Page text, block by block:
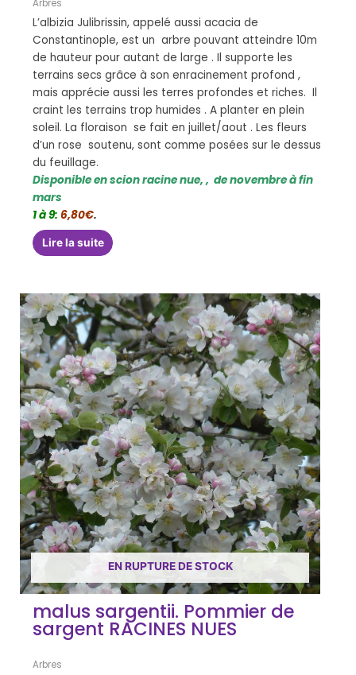
Arbres
L’albizia Julibrissin, appelé aussi acacia de
Constantinople, est un arbre pouvant atteindre 10m
de hauteur pour autant de large . Il supporte les
terrains secs grâce à son enracinement profond ,
mais apprécie aussi les terres profondes et riches. Il
craint les terrains trop humides . A planter en plein
soleil. La floraison se fait en juillet/aout . Les fleurs
d’un rose soutenu, sont comme posées sur le dessus
du feuillage.
Disponible en scion racine nue, , de novembre à fin
mars
1 à 9: 6,80€.
Lire la suite
EN RUPTURE DE STOCK
malus sargentii. Pommier de
sargent RACINES NUES
Arbres